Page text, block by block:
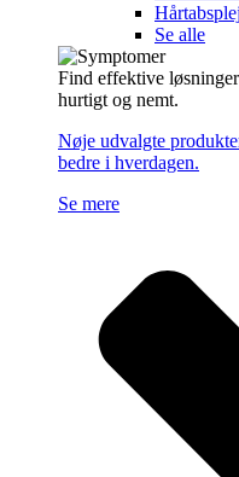
Se alle
Find effektive
hurtigt og nemt.
Nøje udvalgte
bedre i hverdagen.
Se mere